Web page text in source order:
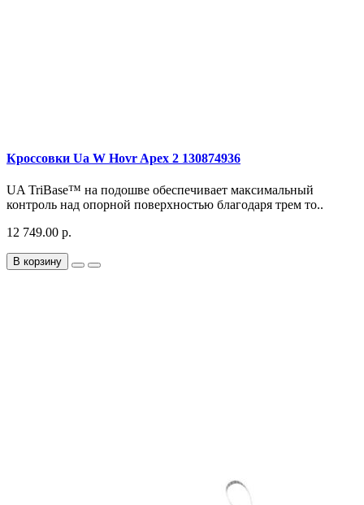
Кроссовки Ua W Hovr Apex 2 130874936
UA TriBase™ на подошве обеспечивает максимальный
контроль над опорной поверхностью благодаря трем то..
12 749.00 р.
В корзину